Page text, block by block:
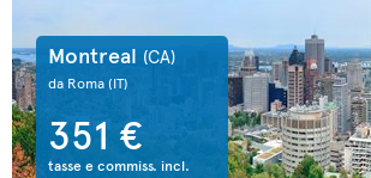
Montreal (CA)
da Roma(IT)
351 €
tasse e commiss. incl.